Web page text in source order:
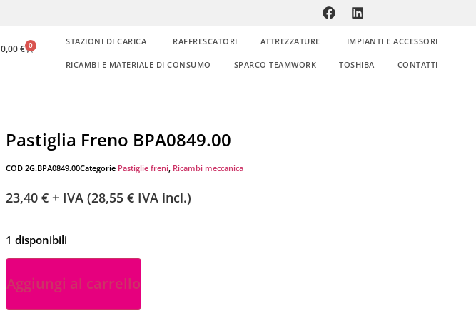
0,00€ 0 STAZIONI DI CARICA RAFFRESCATORI ATTREZZATURE IMPIANTI E ACCESSORI
RICAMBI E MATERIALE DI CONSUMO SPARCO TEAMWORK TOSHIBA CONTATTI
Pastiglia Freno BPA0849.00
COD 2G.BPA0849.00Categorie Pastiglie freni, Ricambi meccanica
23,40 € + IVA (28,55 € IVA incl.)
1 disponibili
Aggiungi al carrello